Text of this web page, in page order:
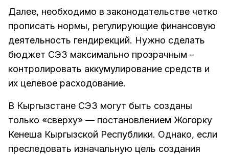
Далее, необходимо в законодательстве четко
прописать нормы, регулирующие финансовую
деятельность гендирекций. Нужно сделать
бюджет СЭЗ максимально прозрачным –
контролировать аккумулирование средств и
их целевое расходование.
В Кыргызстане СЭЗ могут быть созданы
только «сверху» — постановлением Жогорку
Кенеша Кыргызской Республики. Однако, если
преследовать изначальную цель создания